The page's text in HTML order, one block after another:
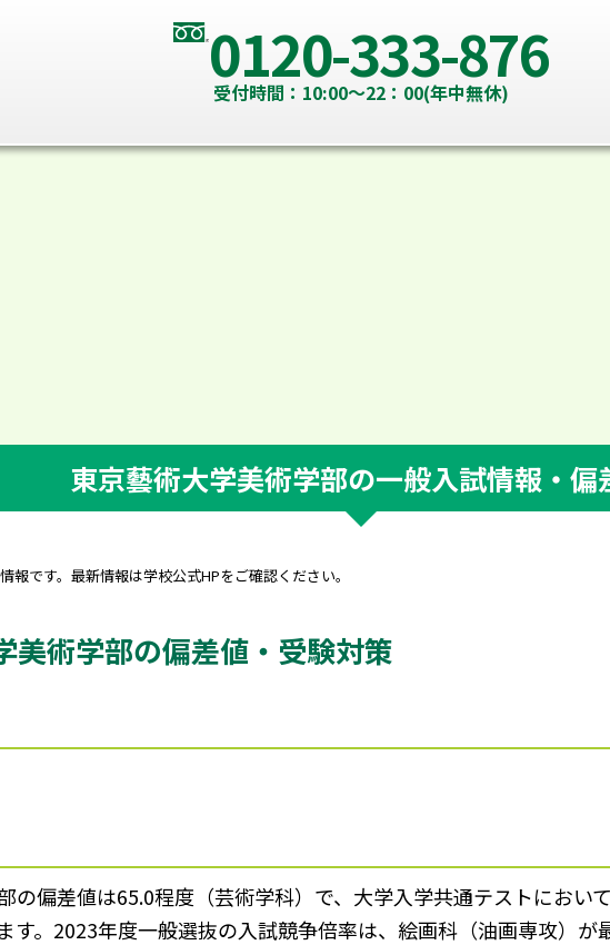
0120-333-876
受付時間：10:00～22：00(年中無休)
東京藝術大学美術学部の一般入試情報・偏
報です。最新情報は学校公式HPをご確認ください。
美術学部の偏差値・受験対策
の偏差値は65.0程度（芸術学科）で、大学入学共通テストにおい
す。2023年度一般選抜の入試競争倍率は、絵画科（油画専攻）